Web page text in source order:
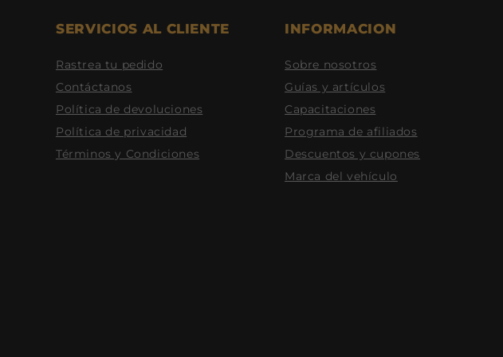
SERVICIOS AL CLIENTE
Rastrea tu pedido
Contáctanos
Política de devoluciones
Política de privacidad
Términos y Condiciones
INFORMACION
Sobre nosotros
Guías y artículos
Capacitaciones
Programa de afiliados
Descuentos y cupones
Marca del vehículo